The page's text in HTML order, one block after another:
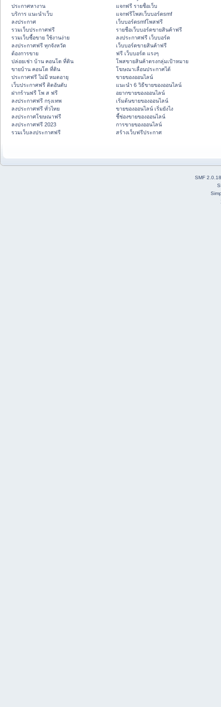
ประกาศหางาน
บริการ แนะนำเว็บ
ลงประกาศ
รวมเว็บประกาศฟรี
รวมเว็บซื้อขาย ใช้งานง่าย
ลงประกาศฟรี ทุกจังหวัด
ต้องการขาย
ปล่อยเช่า บ้าน คอนโด ที่ดิน
ขายบ้าน คอนโด ที่ดิน
ประกาศฟรี ไม่มี หมดอายุ
เว็บประกาศฟรี ติดอันดับ
ฝากร้านฟรี โพ ส ฟรี
ลงประกาศฟรี กรุงเทพ
ลงประกาศฟรี ทั่วไทย
ลงประกาศโฆษณาฟรี
ลงประกาศฟรี 2023
รวมเว็บลงประกาศฟรี
แจกฟรี รายชื่อเว็บ
แจกฟรีโพสเว็บบอร์ดsmf
เว็บบอร์ดsmfโพสฟรี
รายชื่อเว็บบอร์ดขายสินค้าฟรี
ลงประกาศฟรี เว็บบอร์ด
เว็บบอร์ดขายสินค้าฟรี
ฟรี เว็บบอร์ด แรงๆ
โพสขายสินค้าตรงกลุ่มเป้าหมาย
โฆษณาเลื่อนประกาศได้
ขายของออนไลน์
แนะนำ 6 วิธีขายของออนไลน์
อยากขายของออนไลน์
เริ่มต้นขายของออนไลน์
ขายของออนไลน์ เริ่มยังไง
ชี้ช่องขายของออนไลน์
การขายของออนไลน์
สร้างเว็บฟรีประกาศ
SMF 2.0.18